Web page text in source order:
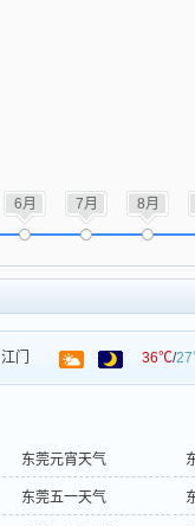
6月 7月 8月
江门 36℃/
东莞元宵天气
东莞五一天气